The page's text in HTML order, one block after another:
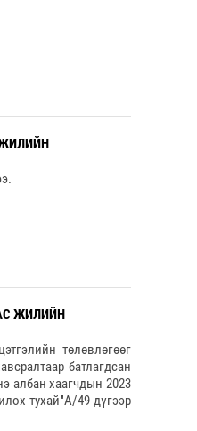
ЖИЛИЙН
төлөвлөгөөг
батлагдсан
албан хаагчдын 2023
тухай"А/49 дүгээр